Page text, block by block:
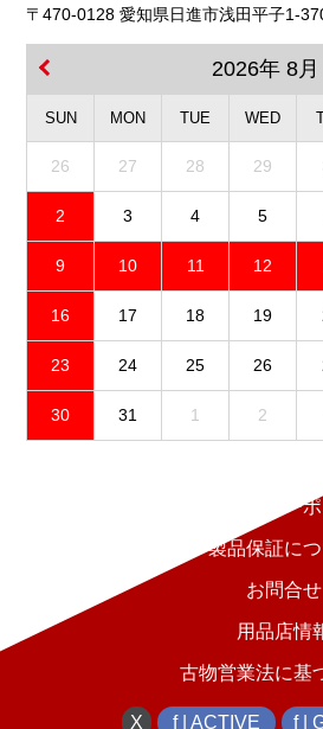
〒470-0128 愛知県日進市浅田平子1-
2026年 8月
SUN MON TUE WED
26 27 28 29
2 3 4 5
9 10 11 12
16 17 18 19
23 24 25 26
30 31 1 2
プライバシー
製品保証に
お問合せ
用品店情
古物営業法に基
X f | ACTIVE f |